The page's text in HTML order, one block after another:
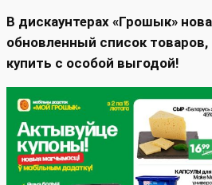
В дискаунтерах «Грошык»
обновленный список
купить с особой выгодой!